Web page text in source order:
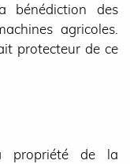
bénédiction des
agricoles.
protecteur de ce
propriété de la